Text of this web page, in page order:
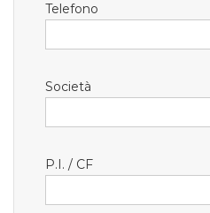
Telefono
Società
P.I. / CF